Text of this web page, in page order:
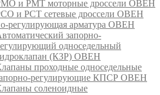
и РМТ моторные дроссели ОВЕН
и РСТ сетевые дроссели ОВЕН
регулирующая арматура ОВЕН
запорно-
односедельный
(КЗР) ОВЕН
проходные односедельные
регулирующие КПСР ОВЕН
соленоидные